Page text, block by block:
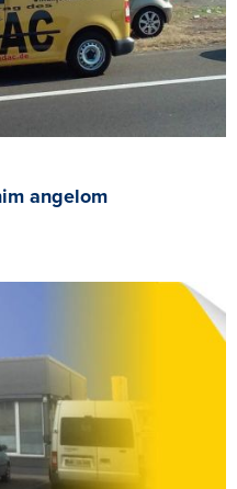
angelom